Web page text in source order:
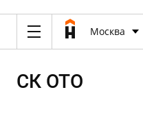
Москва
СК ОТО